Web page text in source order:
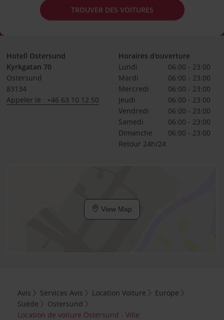
TROUVER DES VOITURES
Hotell Ostersund
Kyrkgatan 70
Ostersund
83134
Appeler le : +46 63 10 12 50
Horaires d'ouverture
Lundi
06:00 - 23:00
Mardi
06:00 - 23:00
Mercredi
06:00 - 23:00
Jeudi
06:00 - 23:00
Vendredi
06:00 - 23:00
Samedi
06:00 - 23:00
Dimanche
06:00 - 23:00
Retour 24h/24
View Map
Avis Services Avis Location Voiture
Europe
Suède
Ostersund
Location de voiture Östersund - Ville